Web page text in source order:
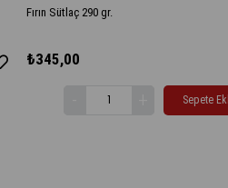
Fırın Sütlaç 290 gr.
₺345,00
Sepete